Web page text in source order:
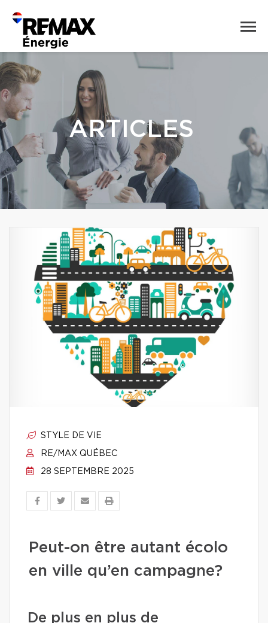
ARTICLES
STYLE DE VIE
RE/MAX QUÉBEC
28 SEPTEMBRE 2025
Peut-on être autant écolo
en ville qu’en campagne?
De plus en plus de